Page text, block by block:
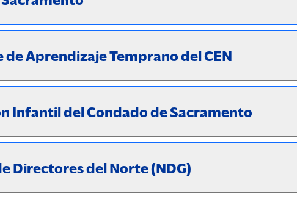
de Aprendizaje Temprano del CEN
Infantil del Condado de Sacramento
Directores del Norte (NDG)